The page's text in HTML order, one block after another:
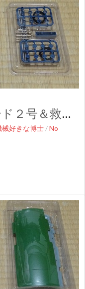
【製作記】サンダーバード２号＆救助メカ 第３１号
械好きな博士 /No